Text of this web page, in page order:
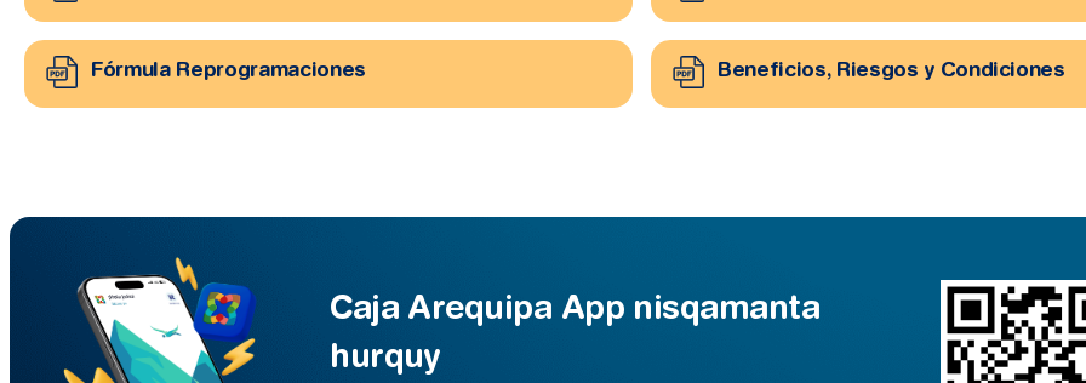
Fórmula Reprogramaciones Beneficios, Riesgos y Condiciones
Caja Arequipa App nisqamanta
hurquy